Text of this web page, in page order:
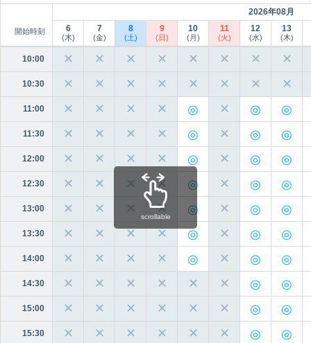
開始時刻
2026年08月
6
(木)
7
(金)
8
(土)
9
(日)
10
(月)
11
(火)
12
(水)
13
(木)
10:00 ✕ ✕ ✕ ✕ ✕ ✕ ✕ ✕
10:30 ✕ ✕ ✕ ✕ ✕ ✕ ✕ ✕
11:00 ✕ ✕ ✕ ✕ ✕
11:30 ✕ ✕ ✕ ✕ ✕
12:00 ✕ ✕ ✕ ✕ ✕
12:30 ✕ ✕ ✕ ✕ ✕
13:00 ✕ ✕ ✕ ✕ ✕
13:30 ✕ ✕ ✕ ✕ ✕
14:00 ✕ ✕ ✕ ✕ ✕
14:30 ✕ ✕ ✕ ✕ ✕ ✕
15:00 ✕ ✕ ✕ ✕ ✕ ✕
15:30 ✕ ✕ ✕ ✕ ✕ ✕
scrollable